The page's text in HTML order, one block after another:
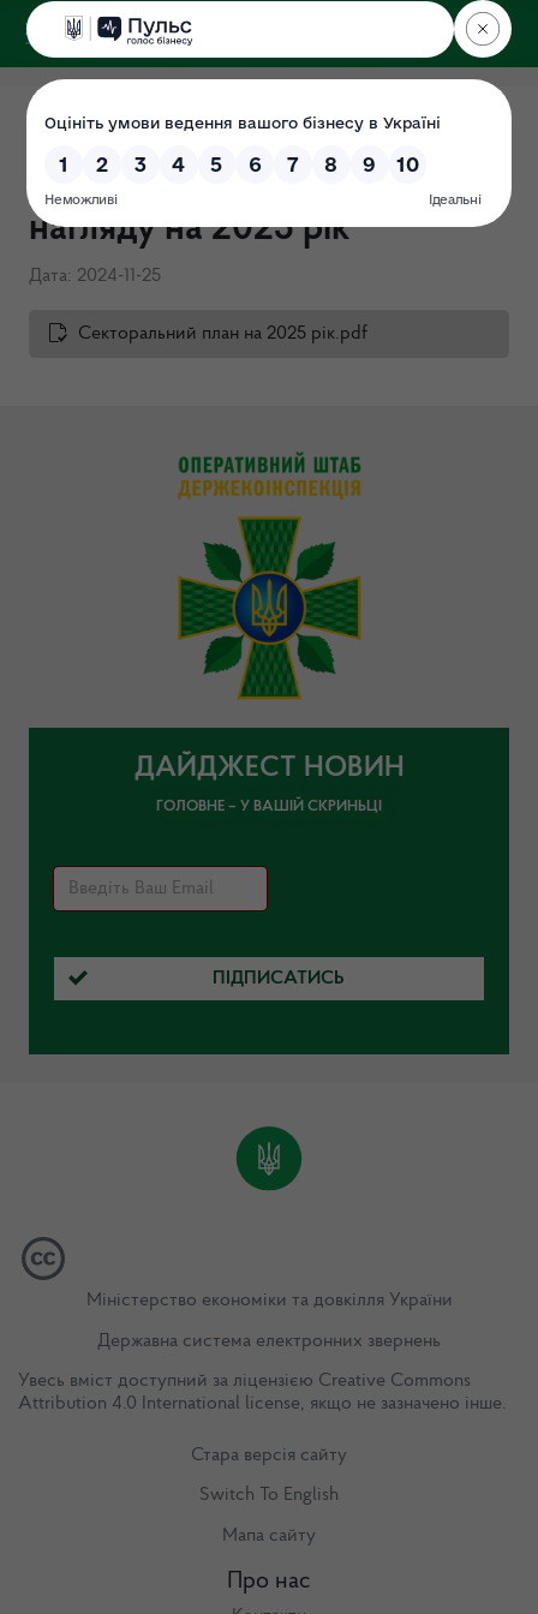
ДЕРЖЕКОІНСПЕКЦІЯ
Секторальний план
державного ринкового
нагляду на 2025 рік
Дата: 2024-11-25
Секторальний план на 2025 рік.pdf
ДАЙДЖЕСТ НОВИН
ГОЛОВНЕ – У ВАШІЙ СКРИНЬЦІ
ПІДПИСАТИСЬ
Міністерство економіки та довкілля України
Державна система електронних звернень
Увесь вміст доступний за ліцензією Creative Commons
Attribution 4.0 International license, якщо не зазначено інше.
Стара версія сайту
Switch To English
Мапа сайту
Про нас